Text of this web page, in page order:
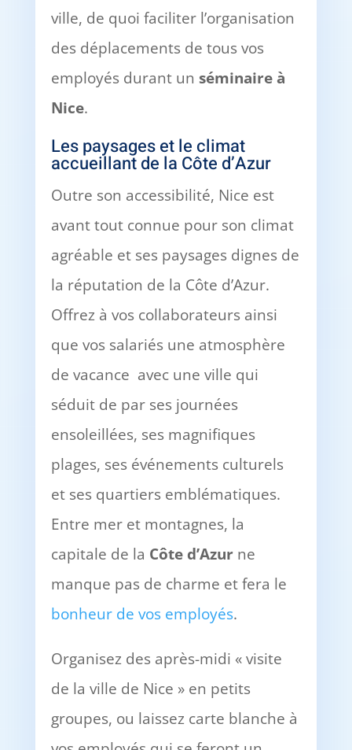
ville, de quoi faciliter l’organisation
des déplacements de tous vos
employés durant un séminaire à
Nice.
Les paysages et le climat
accueillant de la Côte d’Azur
Outre son accessibilité, Nice est
avant tout connue pour son climat
agréable et ses paysages dignes de
la réputation de la Côte d’Azur.
Offrez à vos collaborateurs ainsi
que vos salariés une atmosphère
de vacance avec une ville qui
séduit de par ses journées
ensoleillées, ses magnifiques
plages, ses événements culturels
et ses quartiers emblématiques.
Entre mer et montagnes, la
capitale de la Côte d’Azurne
manque pas de charme et fera le
bonheur de vos employés.
Organisez des après-midi « visite
de la ville de Nice » en petits
groupes, ou laissez carte blanche à